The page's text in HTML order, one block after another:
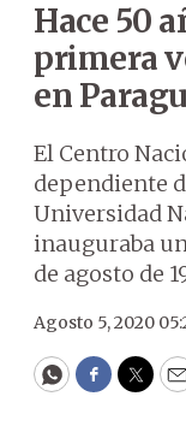
Hace 50
primera
en
El Centro
dependiente
Universidad
inauguraba
de agosto de
Agosto 5, 2020
WhatsApp